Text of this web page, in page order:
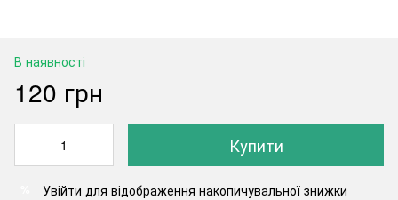
В наявності
120 грн
Купити
Увійти для відображення накопичувальної знижки